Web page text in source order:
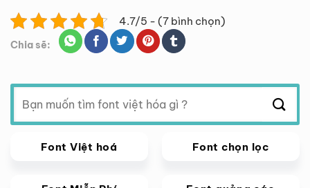
4.7/5 - (7 bình chọn)
Chia sẽ:
Tìm
kiếm:
Font Việt hoá Font chọn lọc